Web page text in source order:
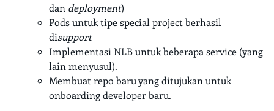
dan deployment)
Pods untuk tipe special project berhasil
disupport
Implementasi NLB untuk beberapa service (yang
lain menyusul).
Membuat repo baru yang ditujukan untuk
onboarding developer baru.